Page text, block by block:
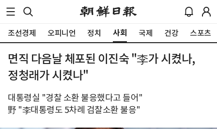
조선경제 오피니언 정치 사회 국제 건강 스포츠
면직 다음날 체포된 이진숙 "李가 시켰나,
정청래가 시켰나"
대통령실 "경찰 소환 불응했다고 들어"
野 "李대통령도 5차례 검찰소환 불응"